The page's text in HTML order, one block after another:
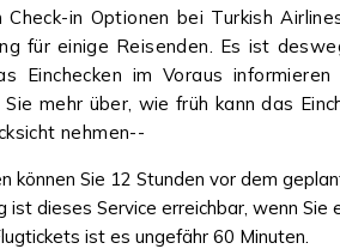
in Optionen bei Turkish
für einige Reisenden. Es ist
Einchecken im Voraus
mehr über, wie früh kann das
nehmen--
können Sie 12 Stunden vor dem
dieses Service erreichbar, wenn Sie
ist es ungefähr 60 Minuten.